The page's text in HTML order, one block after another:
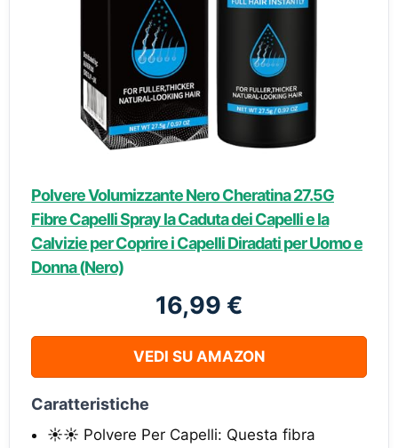
Polvere Volumizzante Nero Cheratina 27.5G
Fibre Capelli Spray la Caduta dei Capelli e la
Calvizie per Coprire i Capelli Diradati per Uomo e
Donna (Nero)
16,99 €
VEDI SU AMAZON
Caratteristiche
☀☀ Polvere Per Capelli: Questa fibra